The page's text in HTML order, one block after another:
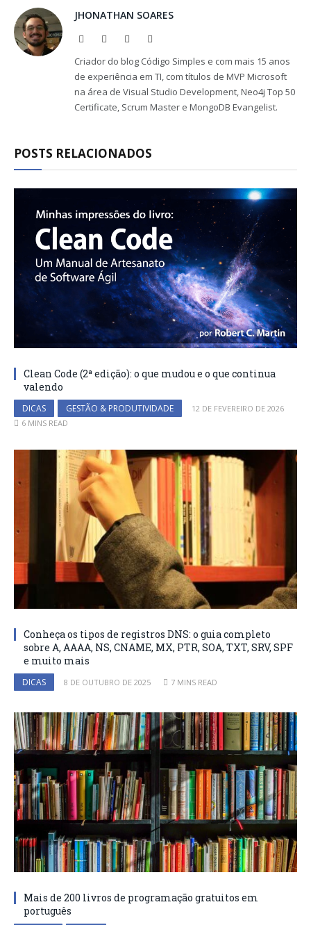
JHONATHAN SOARES
Website Facebook
Criador do blog Código Simples e com mais 15 anos
de experiência em TI, com títulos de MVP Microsoft
na área de Visual Studio Development, Neo4j Top 50
Certificate, Scrum Master e MongoDB Evangelist.
POSTS RELACIONADOS
Clean Code (2ª edição): o que mudou e o que continua
valendo
DICAS GESTÃO & PRODUTIVIDADE
12 DE FEVEREIRO DE 2026
6 MINS READ
Conheça os tipos de registros DNS: o guia completo
sobre A, AAAA, NS, CNAME, MX, PTR, SOA, TXT, SRV, SPF
e muito mais
DICAS 8 DE OUTUBRO DE 2025 7 MINS READ
Mais de 200 livros de programação gratuitos em
português